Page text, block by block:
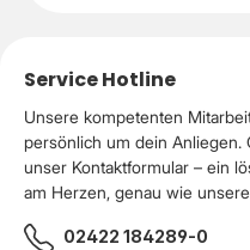
Service Hotline
Unsere kompetenten
persönlich um dein Anliegen.
unser Kontaktformular – ein
am Herzen, genau wie
02422 184289-0